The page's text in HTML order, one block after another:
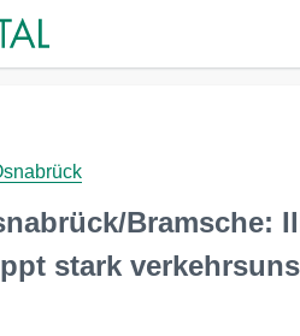
Bramsche:
stark